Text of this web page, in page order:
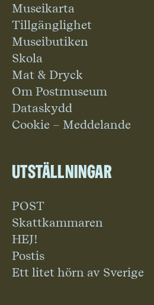
Museikarta
Tillgänglighet
Museibutiken
Skola
Mat & Dryck
Om Postmuseum
Dataskydd
Cookie – Meddelande
Utställningar
POST
Skattkammaren
HEJ!
Postis
Ett litet hörn av Sverige